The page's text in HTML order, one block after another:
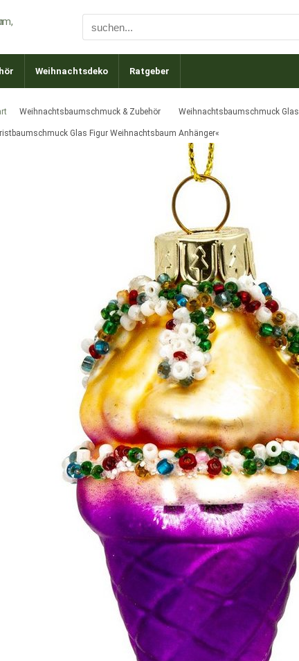
Weihnachtsdeko Ratgeber
Weihnachtsbaumschmuck & Zubehör Weihnachtsbaumschmuck Glas
Glas Figur Weihnachtsbaum Anhänger«